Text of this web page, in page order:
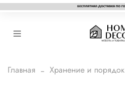
Главная Хранение и порядок